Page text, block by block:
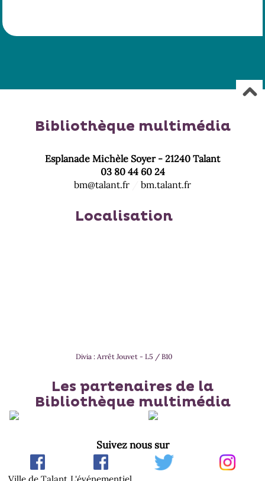
Bibliothèque multimédia
Esplanade Michèle Soyer - 21240 Talant
03 80 44 60 24
bm@talant.fr
bm.talant.fr
Localisation
Divia : Arrêt Jouvet - L5 / B10
Les partenaires de la
Bibliothèque multimédia
Suivez nous sur